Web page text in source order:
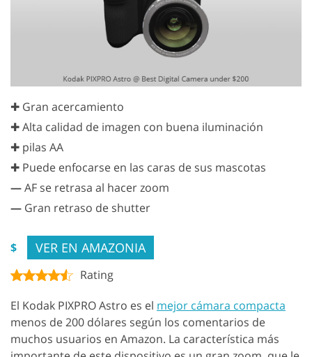
✚ Gran acercamiento
✚ Alta calidad de imagen con buena iluminación
✚ pilas AA
✚ Puede enfocarse en las caras de sus mascotas
—AF se retrasa al hacer zoom
— Gran retraso de shutter
$ VER EN AMAZONIA
Rating
El Kodak PIXPRO Astro es el mejor cámara compacta
menos de 200 dólares según los comentarios de
muchos usuarios en Amazon. La característica más